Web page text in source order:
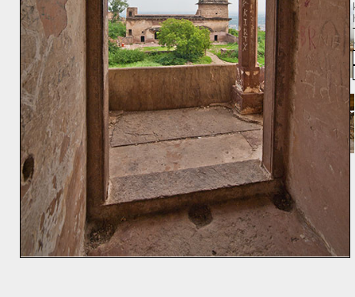
⇑ 16m
⇒ 19m
Karte